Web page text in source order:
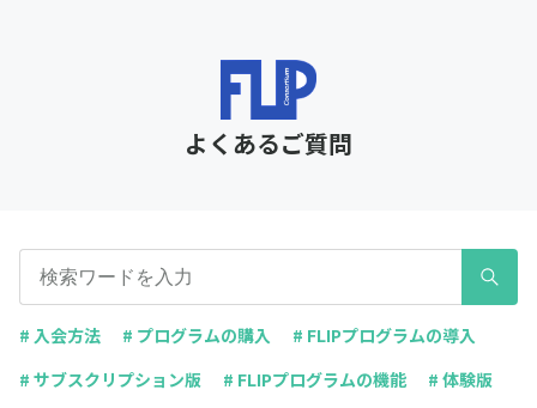
よくあるご質問
# 入会方法 # プログラムの購入
# FLIPプログラムの導入
# サブスクリプション版
# FLIPプログラムの機能
# 体験版